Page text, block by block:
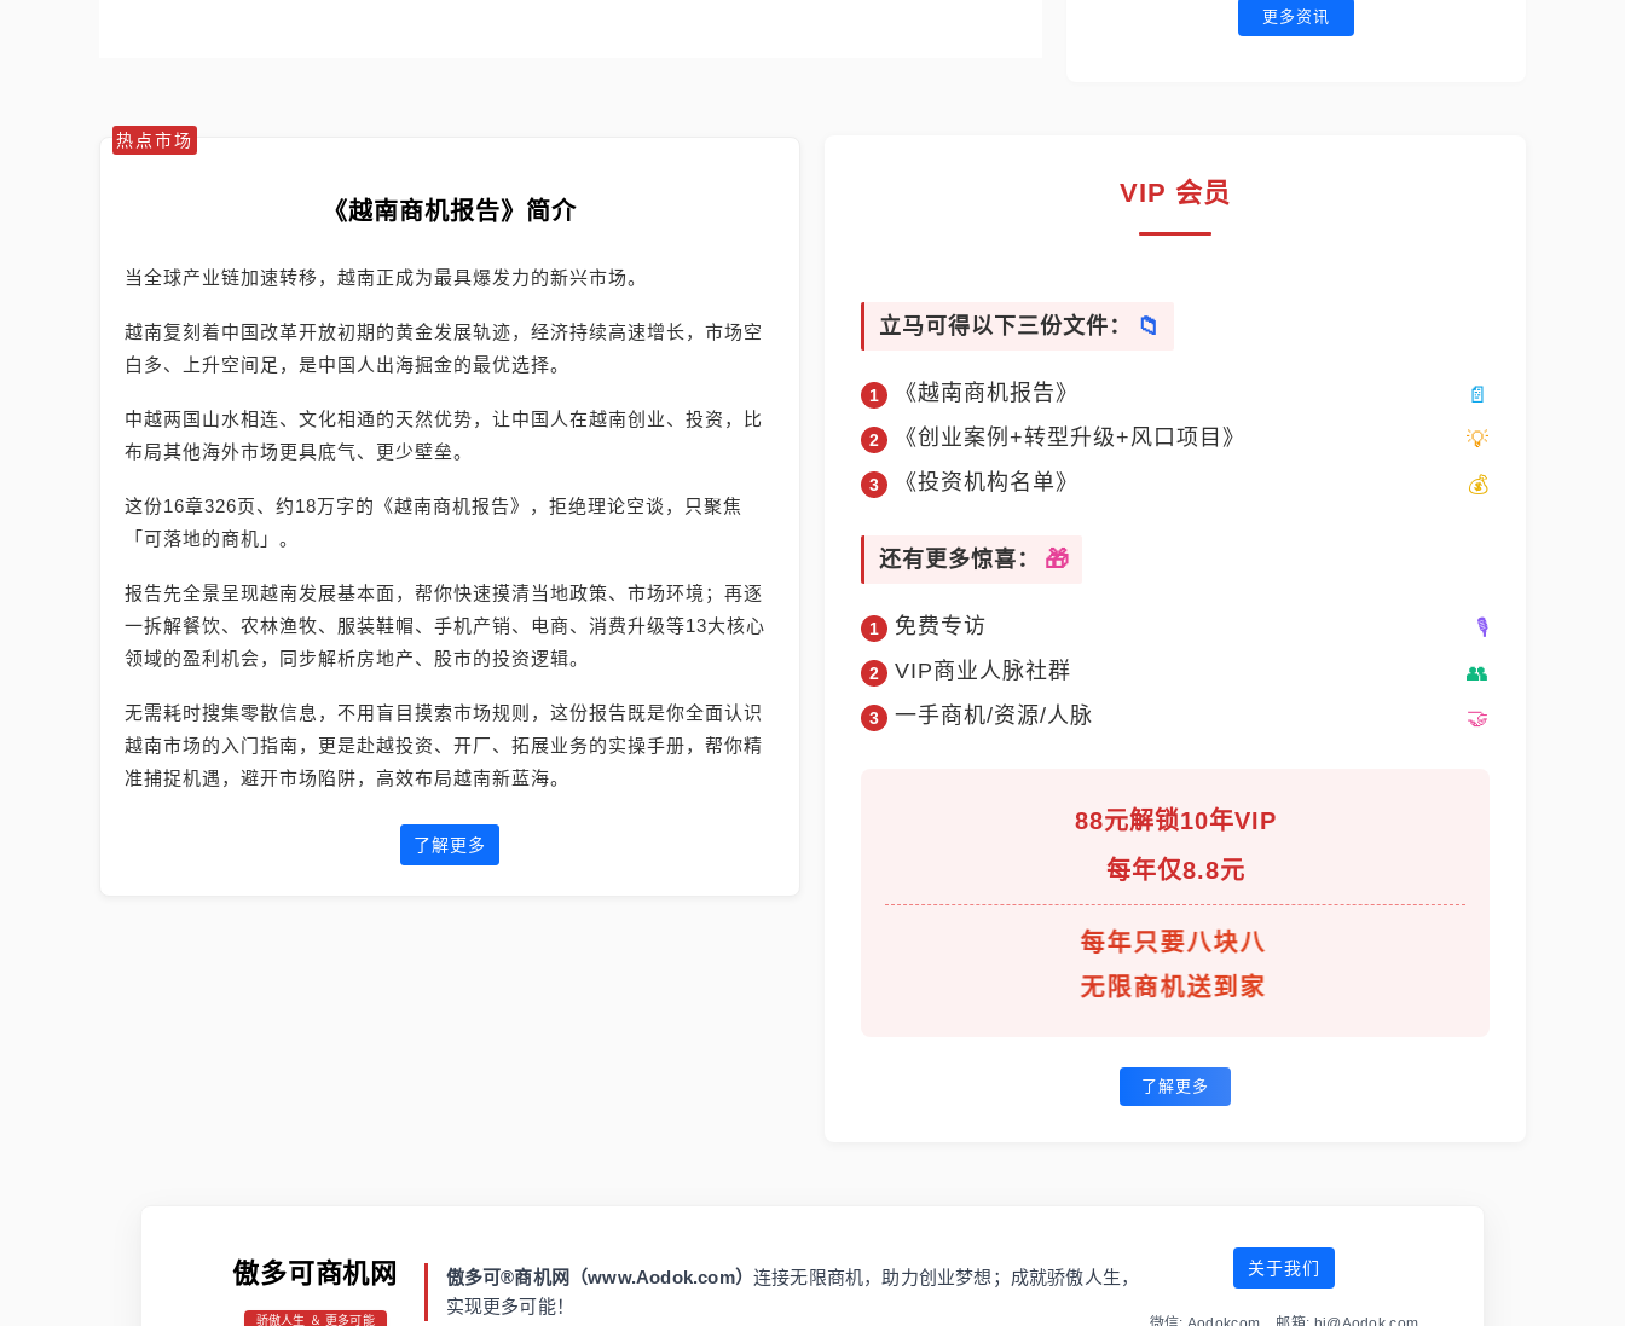
更多资讯
热点市场
《越南商机报告》简介
当全球产业链加速转移，越南正成为最具爆发力的新兴市场。
越南复刻着中国改革开放初期的黄金发展轨迹，经济持续高速增长，市场空
白多、上升空间足，是中国人出海掘金的最优选择。
中越两国山水相连、文化相通的天然优势，让中国人在越南创业、投资，比
布局其他海外市场更具底气、更少壁垒。
这份16章326页、约18万字的《越南商机报告》，拒绝理论空谈，只聚焦
「可落地的商机」。
报告先全景呈现越南发展基本面，帮你快速摸清当地政策、市场环境；再逐
一拆解餐饮、农林渔牧、服装鞋帽、手机产销、电商、消费升级等13大核心
领域的盈利机会，同步解析房地产、股市的投资逻辑。
无需耗时搜集零散信息，不用盲目摸索市场规则，这份报告既是你全面认识
越南市场的入门指南，更是赴越投资、开厂、拓展业务的实操手册，帮你精
准捕捉机遇，避开市场陷阱，高效布局越南新蓝海。
了解更多
VIP 会员
立马可得以下三份文件：
《越南商机报告》
《创业案例+转型升级+风口项目》
《投资机构名单》
还有更多惊喜：
免费专访
VIP商业人脉社群
一手商机/资源/人脉
88元解锁10年VIP
每年仅8.8元
每年只要八块八
无限商机送到家
了解更多
傲多可商机网
骄傲人生 ＆ 更多可能
傲多可®商机网（www.Aodok.com）连接无限商机，助力创业梦想；成就骄傲人生，
实现更多可能！
关于我们